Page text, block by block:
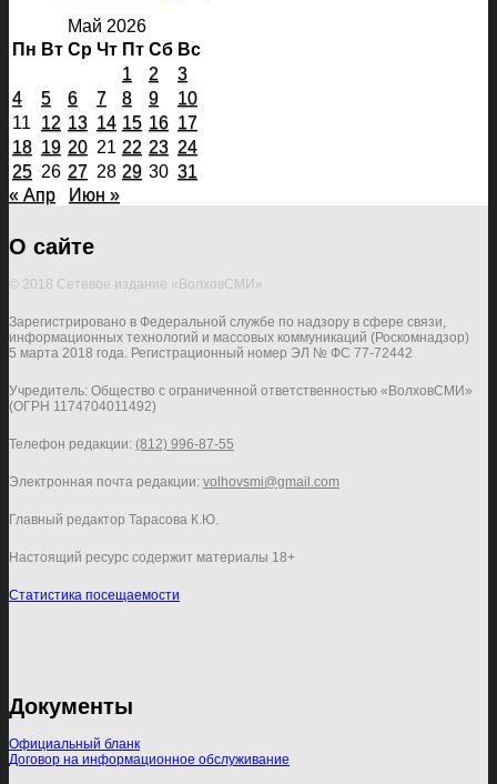
Май 2026
Пн Вт Ср Чт Пт Сб Вс
1
2
3
4
5 6 7 8 9
10
11 12 13 14 15 16 17
18 19 20 21 22 23 24
25 26 27 28 29 30 31
« Апр
Июн »
О сайте
© 2018 Сетевое издание «ВолховСМИ»
Зарегистрировано в Федеральной службе по надзору в сфере связи,
информационных технологий и массовых коммуникаций (Роскомнадзор)
5 марта 2018 года. Регистрационный номер ЭЛ № ФС 77-72442
Учредитель: Общество с ограниченной ответственностью «ВолховСМИ»
(ОГРН 1174704011492)
Телефон редакции: (812) 996-87-55
Электронная почта редакции: volhovsmi@gmail.com
Главный редактор Тарасова К.Ю.
Настоящий ресурс содержит материалы 18+
Статистика посещаемости
Документы
Официальный бланк
Договор на информационное обслуживание